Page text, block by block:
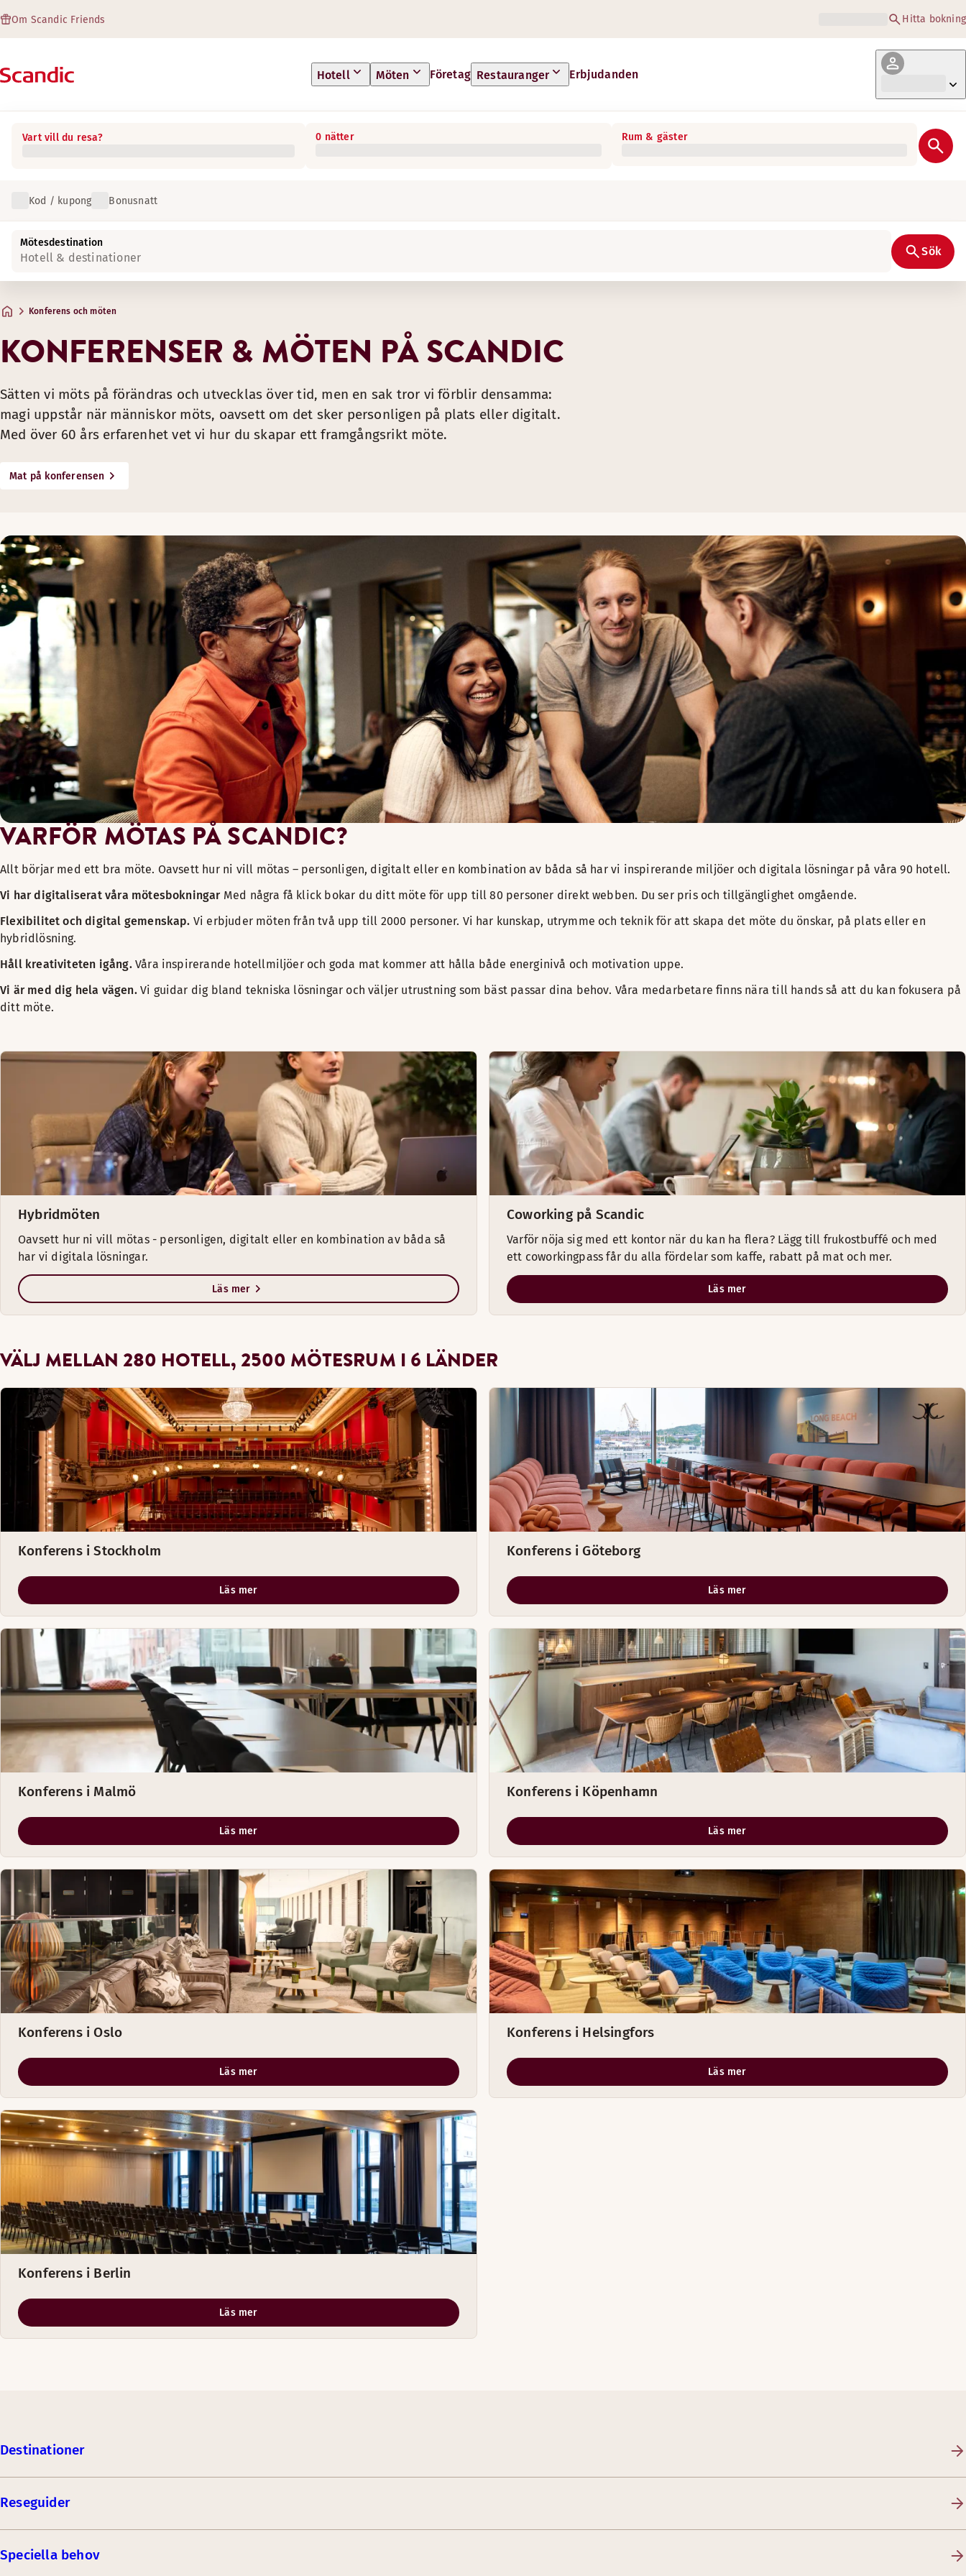
Om Scandic Friends Hitta bokning
Hotell Möten Företag Restauranger Erbjudanden
Vart vill du resa? 0 nätter Rum & gäster
Kod / kupong Bonusnatt
Mötesdestination
Hotell & destinationer Sök
Konferens och möten
KONFERENSER & MÖTEN PÅ SCANDIC
Sätten vi möts på förändras och utvecklas över tid, men en sak tror vi förblir densamma:
magi uppstår när människor möts, oavsett om det sker personligen på plats eller digitalt.
Med över 60 års erfarenhet vet vi hur du skapar ett framgångsrikt möte.
Mat på konferensen
VARFÖR MÖTAS PÅ SCANDIC?
Allt börjar med ett bra möte. Oavsett hur ni vill mötas – personligen, digitalt eller en kombination av båda så har vi inspirerande miljöer och digitala lösningar på våra 90 hotell.
Vi har digitaliserat våra mötesbokningar​Med några få klick bokar du ditt möte för upp till 80 personer direkt webben.​ Du ser pris och tillgänglighet omgående.
Flexibilitet och digital gemenskap. Vi erbjuder möten från två upp till 2000 personer. Vi har kunskap, utrymme och teknik för att skapa det möte du önskar, på plats eller en
hybridlösning.
Håll kreativiteten igång.Våra inspirerande hotellmiljöer och goda mat kommer att hålla både energinivå och motivation uppe.
Vi är med dig hela vägen.Vi guidar dig bland tekniska lösningar och väljer utrustning som bäst passar dina behov. Våra medarbetare finns nära till hands så att du kan fokusera på
ditt möte.
Hybridmöten
Oavsett hur ni vill mötas - personligen, digitalt eller en kombination av båda så
har vi digitala lösningar.
Läs mer
Oavsett hur ni vill mötas – personligen, digitalt eller en kombination av båda så har vi inspirerande miljöer och digitala lösningar på alla våra hotell. Med rätt teknologi infinner
Small — Bättre möten, även digitalt
Höghastighets-wifi
Skärm och projektor
Medium — Ett möte, flera platser
Skärm
Högkvalitativ kamera med ultravidvinkellins och zoom som möjliggör mobilitet i rummet, fjärrstyrd.
Intelligent ljudsystem med brusreducering och fokus på personen som talar.
Mjukvara ingår inte, du använder dig av de program du föredrar själv som Microsoft Teams, Google Meet etc.
Large — Att vara tillsammans även digitalt
Ett möte med skräddarsydda tekniska lösningar som professionell videoutrustning, virtuella rum, streamingtjänster, flera kameror osv. Denna nivå tillhandahålls tillsammans med
Dedikerad internetuppkoppling och bandbredd
Höghastighets-wifi
Skräddarsydd teknisk uppsättning för dina behov och syfte.
Tekniker på plats
Coworking på Scandic
Varför nöja sig med ett kontor när du kan ha flera? Lägg till frukostbuffé och med
ett coworkingpass får du alla fördelar som kaffe, rabatt på mat och mer.
Läs mer
VÄLJ MELLAN 280 HOTELL, 2500 MÖTESRUM I 6 LÄNDER
Konferens i Stockholm
Läs mer
Konferens i Göteborg
Läs mer
Konferens i Malmö
Läs mer
Konferens i Köpenhamn
Läs mer
Konferens i Oslo
Läs mer
Konferens i Helsingfors
Läs mer
Konferens i Berlin
Läs mer
Destinationer
Reseguider
Speciella behov